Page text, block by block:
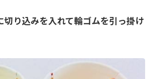
切り込みを入れて輪ゴムを引っ掛け